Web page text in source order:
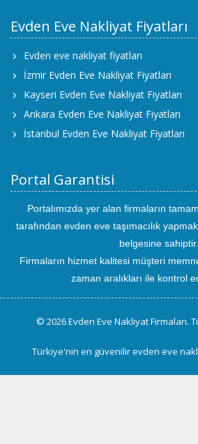
Evden Eve Nakliyat Fiyatları
Evden eve nakliyat fiyatları
İzmir Evden Eve Nakliyat Fiyatları
Kayseri Evden Eve Nakliyat Fiyatları
Ankara Evden Eve Nakliyat Fiyatları
İstanbul Evden Eve Nakliyat Fiyatları
Portal Garantisi
Portalımızda yer alan firmaların
tarafından evden eve taşımacılık
belgesine sahiptir.
Firmaların hizmet kalitesi müşteri
zaman aralıkları ile kontrol
© 2026 Evden Eve Nakliyat Firmaları.
Türkiye'nin en güvenilir evden eve